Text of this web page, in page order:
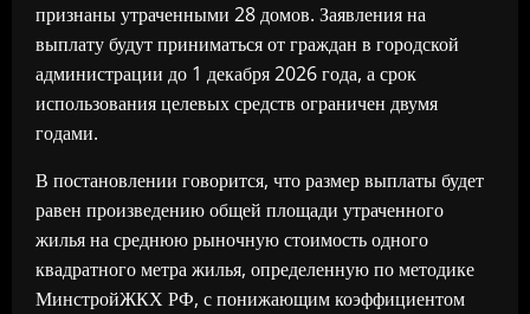
признаны утраченными 28 домов. Заявления на
выплату будут приниматься от граждан в городской
администрации до 1 декабря 2026 года, а срок
использования целевых средств ограничен двумя
годами.
В постановлении говорится, что размер выплаты будет
равен произведению общей площади утраченного
жилья на среднюю рыночную стоимость одного
квадратного метра жилья, определенную по методике
МинстройЖКХ РФ, с понижающим коэффициентом